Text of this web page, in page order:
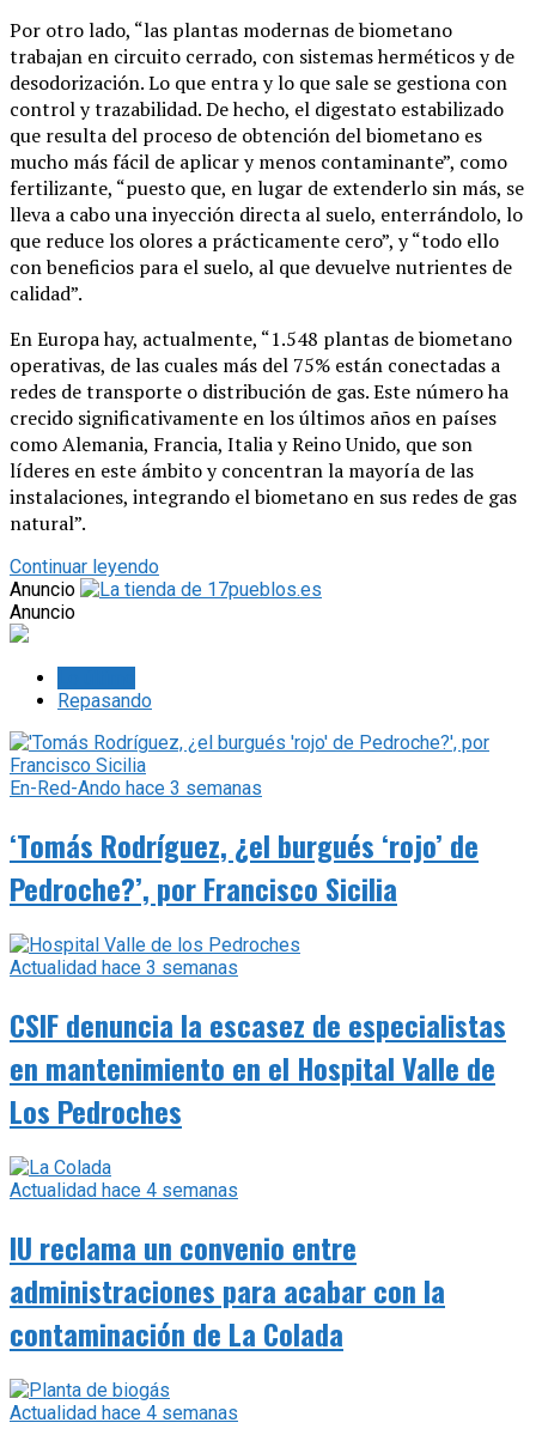
Por otro lado, “las plantas modernas de biometano
trabajan en circuito cerrado, con sistemas herméticos y de
desodorización. Lo que entra y lo que sale se gestiona con
control y trazabilidad. De hecho, el digestato estabilizado
que resulta del proceso de obtención del biometano es
mucho más fácil de aplicar y menos contaminante”, como
fertilizante, “puesto que, en lugar de extenderlo sin más, se
lleva a cabo una inyección directa al suelo, enterrándolo, lo
que reduce los olores a prácticamente cero”, y “todo ello
con beneficios para el suelo, al que devuelve nutrientes de
calidad”.
En Europa hay, actualmente, “1.548 plantas de biometano
operativas, de las cuales más del 75% están conectadas a
redes de transporte o distribución de gas. Este número ha
crecido significativamente en los últimos años en países
como Alemania, Francia, Italia y Reino Unido, que son
líderes en este ámbito y concentran la mayoría de las
instalaciones, integrando el biometano en sus redes de gas
natural”.
Continuar leyendo
Anuncio
Anuncio
Repasando
En-Red-Ando hace 3 semanas
‘Tomás Rodríguez, ¿el burgués ‘rojo’ de
Pedroche?’, por Francisco Sicilia
Actualidad hace 3 semanas
CSIF denuncia la escasez de especialistas
en mantenimiento en el Hospital Valle de
Los Pedroches
Actualidad hace 4 semanas
IU reclama un convenio entre
administraciones para acabar con la
contaminación de La Colada
Actualidad hace 4 semanas